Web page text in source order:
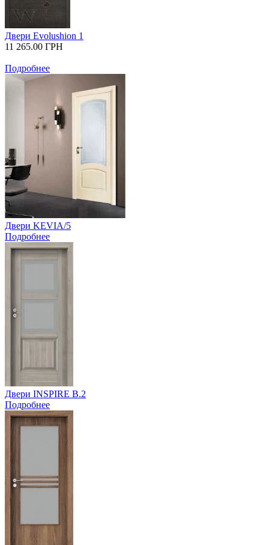
Двери Evolushion 1
11 265.00 ГРН
Подробнее
Двери KEVIA/5
Подробнее
Двери INSPIRE B.2
Подробнее